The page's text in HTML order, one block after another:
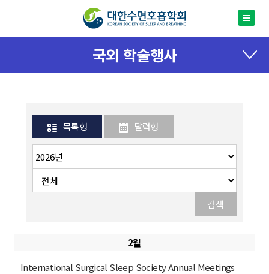
국외 학술행사
목록형 달력형
검색
2월
International Surgical Sleep Society Annual Meetings